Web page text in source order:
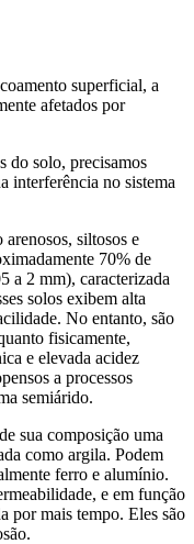
superficial, a
afetados por
do solo, precisamos
interferência no sistema
siltosos e
70% de
a 2 mm), caracterizada
solos exibem alta
No entanto, são
fisicamente,
e elevada acidez
a processos
semiárido.
sua composição uma
como argila. Podem
ferro e alumínio.
e em função
por mais tempo. Eles são